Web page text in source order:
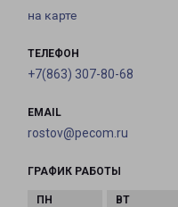
на карте
ТЕЛЕФОН
+7(863) 307-80-68
EMAIL
rostov@pecom.ru
ГРАФИК РАБОТЫ